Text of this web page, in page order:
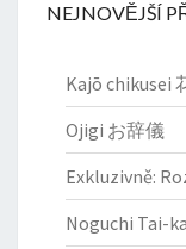
NEJNOVĚJŠÍ
Kajō chikusei
Ojigi お辞儀
Exkluzivně:
Noguchi Tai-